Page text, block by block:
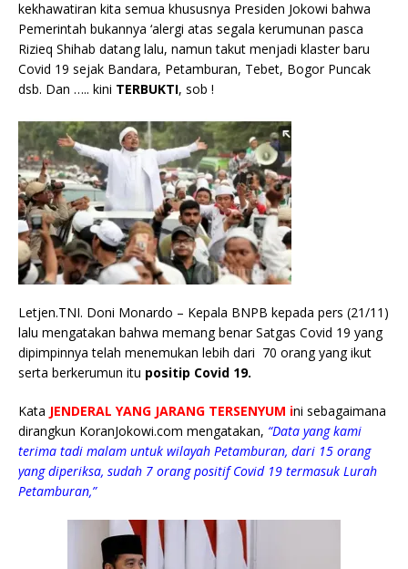
o
o
k
p
p
n
k
g
e
kekhawatiran kita semua khususnya Presiden Jokowi bahwa
Pemerintah bukannya ‘alergi atas segala kerumunan pasca
Rizieq Shihab datang lalu, namun takut menjadi klaster baru
Covid 19 sejak Bandara, Petamburan, Tebet, Bogor Puncak
dsb. Dan ….. kini TERBUKTI, sob !
Letjen.TNI. Doni Monardo – Kepala BNPB kepada pers (21/11)
lalu mengatakan bahwa memang benar Satgas Covid 19 yang
dipimpinnya telah menemukan lebih dari 70 orang yang ikut
serta berkerumun itu positip Covid 19.
Kata JENDERAL YANG JARANG TERSENYUM ini sebagaimana
dirangkun KoranJokowi.com mengatakan, “Data yang kami
terima tadi malam untuk wilayah Petamburan, dari 15 orang
yang diperiksa, sudah 7 orang positif Covid 19 termasuk Lurah
Petamburan,”